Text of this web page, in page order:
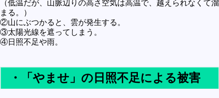
（低温だが、山脈辺りの高さ空気は高温で、越えられなくて溜
まる。）
②山にぶつかると、雲が発生する。
③太陽光線を遮ってしまう。
④日照不足や雨。
・「やませ」の日照不足による被害